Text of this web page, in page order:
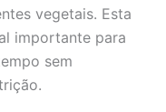
vegetais. Esta
importante para
sem